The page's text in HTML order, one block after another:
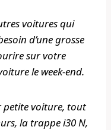
voitures qui
d’une grosse
sur votre
le week-end.
petite voiture, tout
la trappe i30 N,